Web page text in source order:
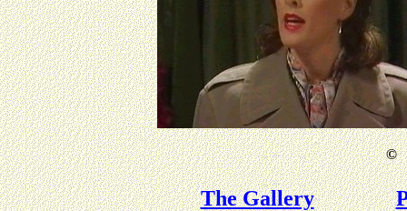
©
The Gallery